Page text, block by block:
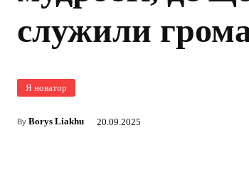
служили
Я новатор
By Borys Liakhu 20.09.2025